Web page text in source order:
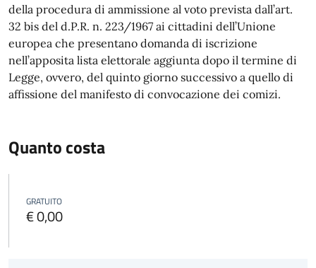
della procedura di ammissione al voto prevista dall’art.
32 bis del d.P.R. n. 223/1967 ai cittadini dell’Unione
europea che presentano domanda di iscrizione
nell’apposita lista elettorale aggiunta dopo il termine di
Legge, ovvero, del quinto giorno successivo a quello di
affissione del manifesto di convocazione dei comizi.
Quanto costa
GRATUITO
€ 0,00